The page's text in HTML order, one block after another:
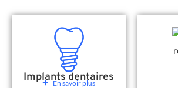
Implants dentaires
En savoir plus